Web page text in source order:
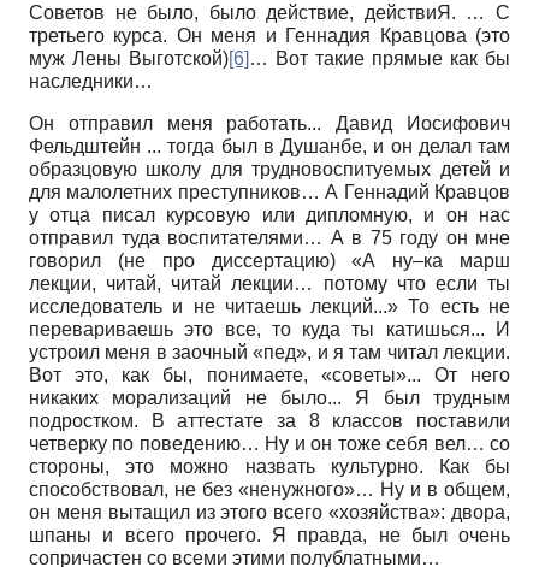
Советов не было, было действие, действиЯ. … С
третьего курса. Он меня и Геннадия Кравцова (это
муж Лены Выготской)[6] … Вот такие прямые как бы
наследники…
Он отправил меня работать... Давид Иосифович
Фельдштейн ... тогда был в Душанбе, и он делал там
образцовую школу для трудновоспитуемых детей и
для малолетних преступников… А Геннадий Кравцов
у отца писал курсовую или дипломную, и он нас
отправил туда воспитателями… А в 75 году он мне
говорил (не про диссертацию) «А ну–ка марш
лекции, читай, читай лекции… потому что если ты
исследователь и не читаешь лекций...» То есть не
перевариваешь это все, то куда ты катишься... И
устроил меня в заочный «пед», и я там читал лекции.
Вот это, как бы, понимаете, «советы»... От него
никаких морализаций не было... Я был трудным
подростком. В аттестате за 8 классов поставили
четверку по поведению… Ну и он тоже себя вел… со
стороны, это можно назвать культурно. Как бы
способствовал, не без «ненужного»… Ну и в общем,
он меня вытащил из этого всего «хозяйства»: двора,
шпаны и всего прочего. Я правда, не был очень
сопричастен со всеми этими полублатными…